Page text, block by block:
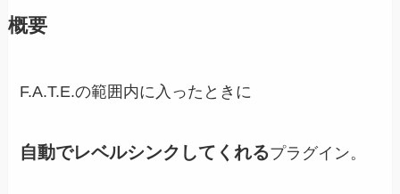
概要
F.A.T.E.の範囲内に入ったときに
自動でレベルシンクしてくれるプラグイン。